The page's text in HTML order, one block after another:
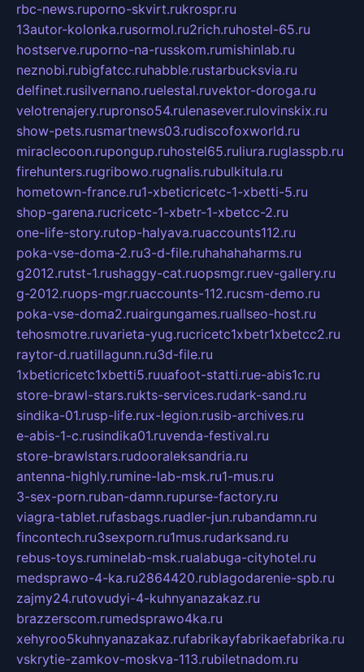
rbc-news.ruporno-skvirt.rukrospr.ru
13autor-kolonka.rusormol.ru2rich.ruhostel-65.ru
hostserve.ruporno-na-russkom.rumishinlab.ru
neznobi.rubigfatcc.ruhabble.rustarbucksvia.ru
delfinet.rusilvernano.ruelestal.ruvektor-doroga.ru
velotrenajery.rupronso54.rulenasever.rulovinskix.ru
show-pets.rusmartnews03.rudiscofoxworld.ru
miraclecoon.rupongup.ruhostel65.ruliura.ruglasspb.ru
firehunters.rugribowo.rugnalis.rubulkitula.ru
hometown-france.ru1-xbeticricetc-1-xbetti-5.ru
shop-garena.rucricetc-1-xbetr-1-xbetcc-2.ru
one-life-story.rutop-halyava.ruaccounts112.ru
poka-vse-doma-2.ru3-d-file.ruhahahaharms.ru
g2012.rutst-1.rushaggy-cat.ruopsmgr.ruev-gallery.ru
g-2012.ruops-mgr.ruaccounts-112.rucsm-demo.ru
poka-vse-doma2.ruairgungames.ruallseo-host.ru
tehosmotre.ruvarieta-yug.rucricetc1xbetr1xbetcc2.ru
raytor-d.ruatillagunn.ru3d-file.ru
1xbeticricetc1xbetti5.ruuafoot-statti.rue-abis1c.ru
store-brawl-stars.rukts-services.rudark-sand.ru
sindika-01.rusp-life.rux-legion.rusib-archives.ru
e-abis-1-c.rusindika01.ruvenda-festival.ru
store-brawlstars.rudooraleksandria.ru
antenna-highly.rumine-lab-msk.ru1-mus.ru
3-sex-porn.ruban-damn.rupurse-factory.ru
viagra-tablet.rufasbags.ruadler-jun.rubandamn.ru
fincontech.ru3sexporn.ru1mus.rudarksand.ru
rebus-toys.ruminelab-msk.rualabuga-cityhotel.ru
medsprawo-4-ka.ru2864420.rublagodarenie-spb.ru
zajmy24.rutovudyi-4-kuhnyanazakaz.ru
brazzerscom.rumedsprawo4ka.ru
xehyroo5kuhnyanazakaz.rufabrikayfabrikaefabrika.ru
vskrytie-zamkov-moskva-113.rubiletnadom.ru